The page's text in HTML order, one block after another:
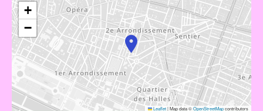
+
−
Leaflet|Map data ©OpenStreetMapcontributors